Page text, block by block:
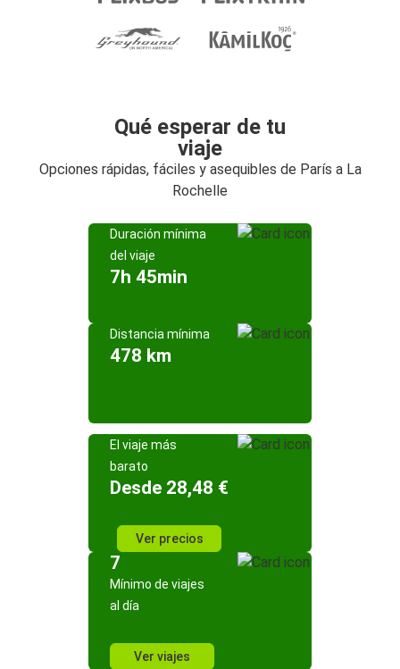
Qué esperar de tu
viaje
Opciones rápidas, fáciles y asequibles de París a La
Rochelle
Duración mínima
del viaje
7h 45min
Distancia mínima
478 km
El viaje más
barato
Desde 28,48 €
Ver precios
7
Mínimo de viajes
al día
Ver viajes